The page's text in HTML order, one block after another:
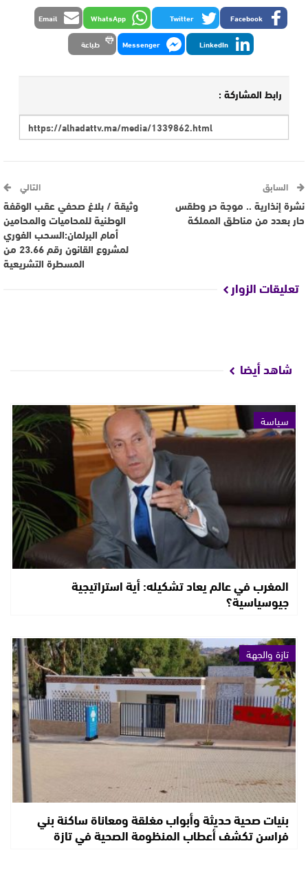
Facebook
Twitter
WhatsApp
Email
LinkedIn
Messenger طباعة
رابط المشاركة :
السابق
نشرة إنذارية .. موجة حر وطقس
حار بعدد من مناطق المملكة
التالي
وثيقة / بلاغ صحفي عقب الوقفة
الوطنية للمحاميات والمحامين
أمام البرلمان:السحب الفوري
لمشروع القانون رقم 23.66 من
المسطرة التشريعية
تعليقات الزوار
شاهد أيضا
سياسة
المغرب في عالم يعاد تشكيله: أية استراتيجية
جيوسياسية؟
تازة والجهة
بنيات صحية حديثة وأبواب مغلقة ومعاناة ساكنة بني
فراسن تكشف أعطاب المنظومة الصحية في تازة